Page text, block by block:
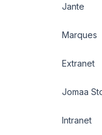
Jante
Marques
Extranet
Jomaa
Intranet